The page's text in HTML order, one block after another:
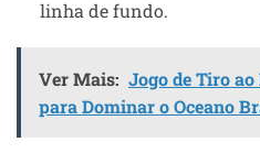
linha de fundo.
Ver Mais: Jogo de Tiro
para Dominar o Oceano